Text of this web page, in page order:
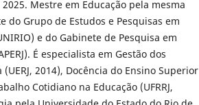
Mestre em Educação pela mesma
do Grupo de Estudos e Pesquisas em
e do Gabinete de Pesquisa em
É especialista em Gestão dos
2014), Docência do Ensino Superior
Cotidiano na Educação (UFRRJ,